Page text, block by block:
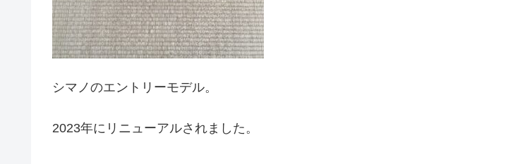
シマノのエントリーモデル。
2023年にリニューアルされました。